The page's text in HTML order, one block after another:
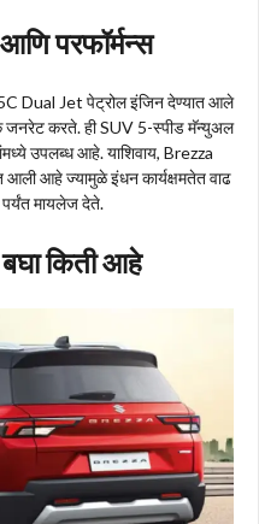
परफॉर्मन्स
Dual Jet पेट्रोल इंजिन देण्यात आले
करते. ही SUV 5-स्पीड मॅन्युअल
उपलब्ध आहे. याशिवाय, Brezza
आली आहे ज्यामुळे इंधन कार्यक्षमतेत वाढ
मायलेज देते.
किती आहे